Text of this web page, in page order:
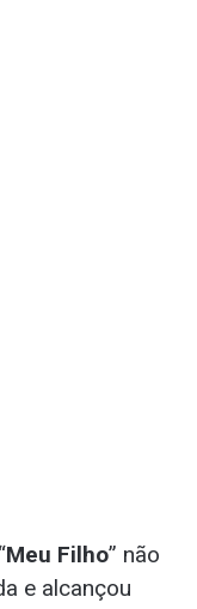
Meu Filho” não
e alcançou